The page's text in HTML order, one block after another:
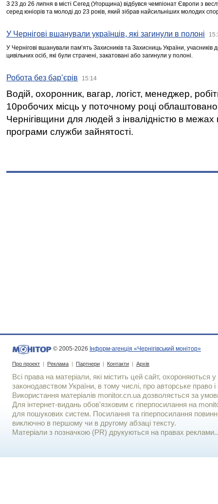
З 23 до 26 липня в місті Сегед (Угорщина) відбувся чемпіонат Європи з
серед юніорів та молоді до 23 років, який зібрав найсильніших молодих
У Чернігові вшанували українців, які загинули в полоні
У Чернігові вшанували пам’ять Захисників та Захисниць України,
цивільних осіб, які були страчені, закатовані або загинули у полоні.
Робота без бар’єрів 15:14
Водій, охоронник, вагар, логіст, менеджер,
10робочих місць у поточному році
Чернігівщини для людей з інвалідністю в межах
програми служби зайнятості.
© 2005-2026 Інформ-агенція «Чернігівський монітор»
Про проект | Реклама | Партнери | Контакти | Архів
Всі права на матеріали, які містить цей сайт, охороняються у
законодавством України, в тому числі, про авторське право і
Використання матерiалiв monitor.cn.ua дозволяється за
Для iнтернет-видань обов'язковим є гiперпосилання на
для пошукових систем. Посилання та гіперпосилання
виключно в першому чи в другому абзаці тексту.
Матеріали з позначкою (PR) друкуються на правах реклами..